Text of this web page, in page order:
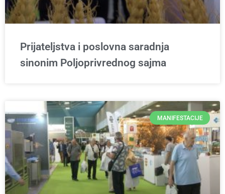
Prijateljstva i poslovna saradnja
sinonim Poljoprivrednog sajma
MANIFESTACIJE